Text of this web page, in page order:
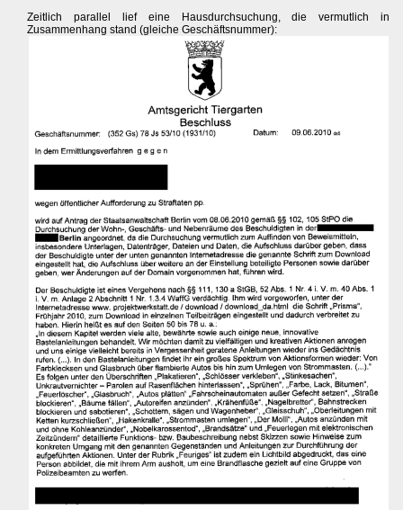
Zeitlich parallel lief eine Hausdurchsuchung, die vermutlich in
Zusammenhang stand (gleiche Geschäftsnummer):